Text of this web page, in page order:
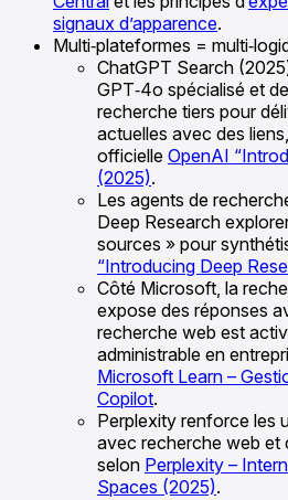
signaux d’apparence.
Multi‑plateformes =
ChatGPT Search
GPT‑4o spécialisé et
recherche tiers pour
actuelles avec des
officielle OpenAI
(2025).
Les agents de
Deep Research
sources » pour
“Introducing Deep
Côté Microsoft, la
expose des réponses
recherche web est
administrable en
Microsoft Learn –
Copilot.
Perplexity renforce les
avec recherche web et
selon Perplexity –
Spaces (2025).